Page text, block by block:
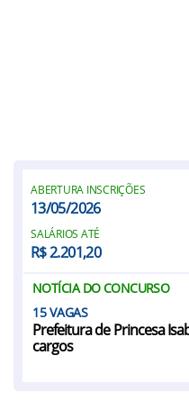
ABERTURA INSCRIÇÕES
13/05/2026
SALÁRIOS ATÉ
R$ 2.201,20
NOTÍCIA DO CONCURSO
15
Prefeitura de Princesa
cargos